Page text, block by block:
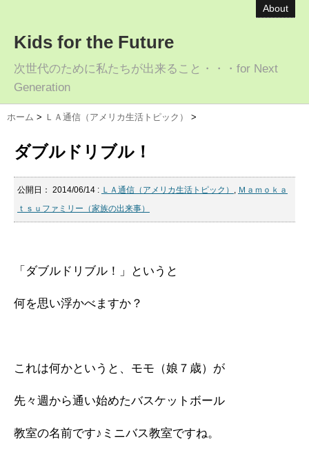
About
Kids for the Future
次世代のために私たちが出来ること・・・for Next
Generation
ホーム > ＬＡ通信（アメリカ生活トピック） >
ダブルドリブル！
公開日： 2014/06/14 : ＬＡ通信（アメリカ生活トピック） , Ｍａｍｏｋａ
ｔｓｕファミリー（家族の出来事）
「ダブルドリブル！」というと
何を思い浮かべますか？
これは何かというと、モモ（娘７歳）が
先々週から通い始めたバスケットボール
教室の名前です♪ミニバス教室ですね。